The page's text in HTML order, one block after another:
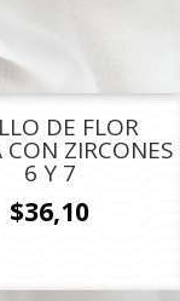
DE FLOR
CON ZIRCONES
6 Y 7
$36,10